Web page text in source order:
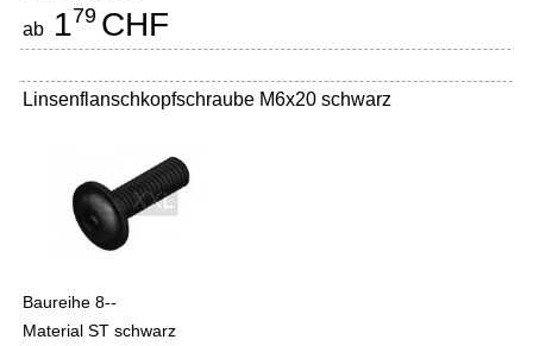
ab 179 CHF
Linsenflanschkopfschraube M6x20 schwarz
Baureihe 8--
Material ST schwarz